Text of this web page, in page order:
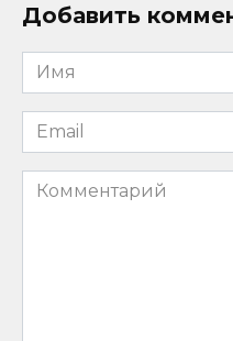
Добавить
Имя
*
Email
*
Комментарий